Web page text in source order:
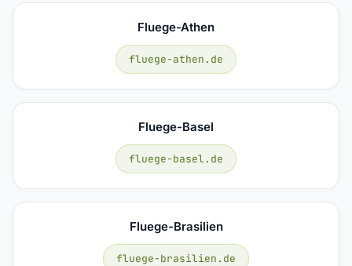
Fluege-Athen
fluege-athen.de
Fluege-Basel
fluege-basel.de
Fluege-Brasilien
fluege-brasilien.de